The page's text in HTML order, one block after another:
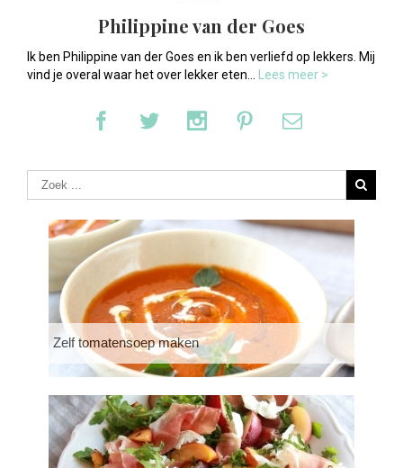
Philippine van der Goes
Ik ben Philippine van der Goes en ik ben verliefd op lekkers. Mij
vind je overal waar het over lekker eten...
Lees meer >
Zelf tomatensoep maken